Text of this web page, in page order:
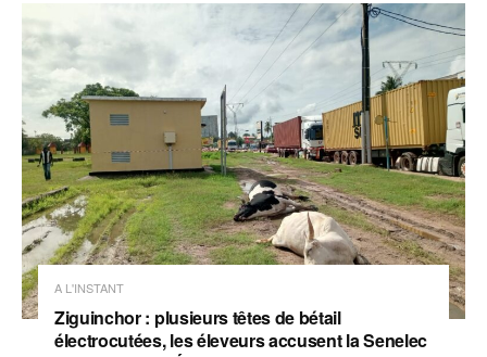
A L'INSTANT
Ziguinchor : plusieurs têtes de bétail
électrocutées, les éleveurs accusent la Senelec